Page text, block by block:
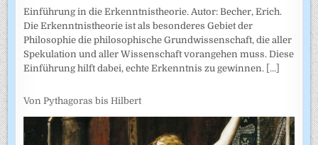
Einführung in die Erkenntnistheorie. Autor: Becher, Erich.
Die Erkenntnistheorie ist als besonderes Gebiet der
Philosophie die philosophische Grundwissenschaft, die aller
Spekulation und aller Wissenschaft vorangehen muss. Diese
Einführung hilft dabei, echte Erkenntnis zu gewinnen. [...]
Von Pythagoras bis Hilbert